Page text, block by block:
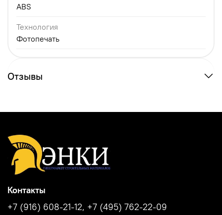
ABS
Технология
Фотопечать
Отзывы
Контакты
+7 (916) 608-21-12, +7 (495) 762-22-09